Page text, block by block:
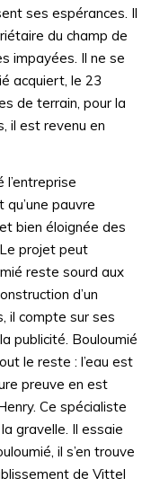
ses espérances. Il
du champ de
impayées. Il ne se
acquiert, le 23
de terrain, pour la
il est revenu en
pauvre
bien éloignée des
projet peut
reste sourd aux
d’un
il compte sur ses
publicité. Bouloumié
le reste : l’eau est
preuve en est
Ce spécialiste
gravelle. Il essaie
il s’en trouve
de Vittel